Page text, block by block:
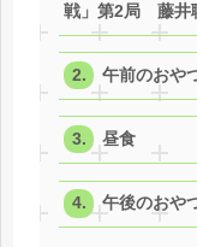
戦」第2局 藤井
午前のおや
昼食
午後のおや